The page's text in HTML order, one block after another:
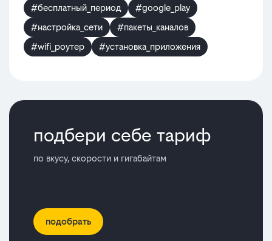
#бесплатный_период
#google_play
#настройка_сети
#пакеты_каналов
#wifi_роутер
#установка_приложения
подбери себе тариф
по вкусу, скорости и гигабайтам
подобрать